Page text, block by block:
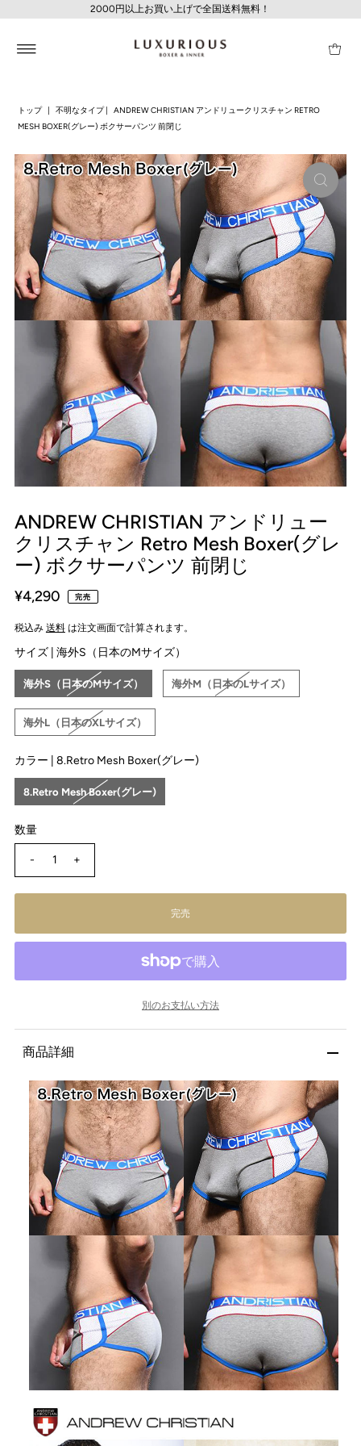
2000円以上お買い上げで全国送料無料！
トップ 不明なタイプ
ANDREW CHRISTIAN アンドリュークリスチャン RETRO
MESH BOXER(グレー) ボクサーパンツ 前閉じ
ANDREW CHRISTIAN アンドリュー
クリスチャン Retro Mesh Boxer(グレ
ー) ボクサーパンツ 前閉じ
¥4,290 完売
税込み 送料は注文画面で計算されます。
サイズ | 海外S（日本のMサイズ）
海外S（日本のMサイズ） 海外M（日本のLサイズ）
海外L（日本のXLサイズ）
カラー | 8.Retro Mesh Boxer(グレー)
8.Retro Mesh Boxer(グレー)
数量
- +
別のお支払い方法
商品詳細